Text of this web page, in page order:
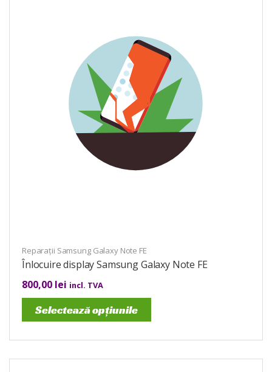
Reparații Samsung Galaxy Note FE
Înlocuire display Samsung Galaxy Note FE
800,00 lei incl. TVA
Selectează opțiunile